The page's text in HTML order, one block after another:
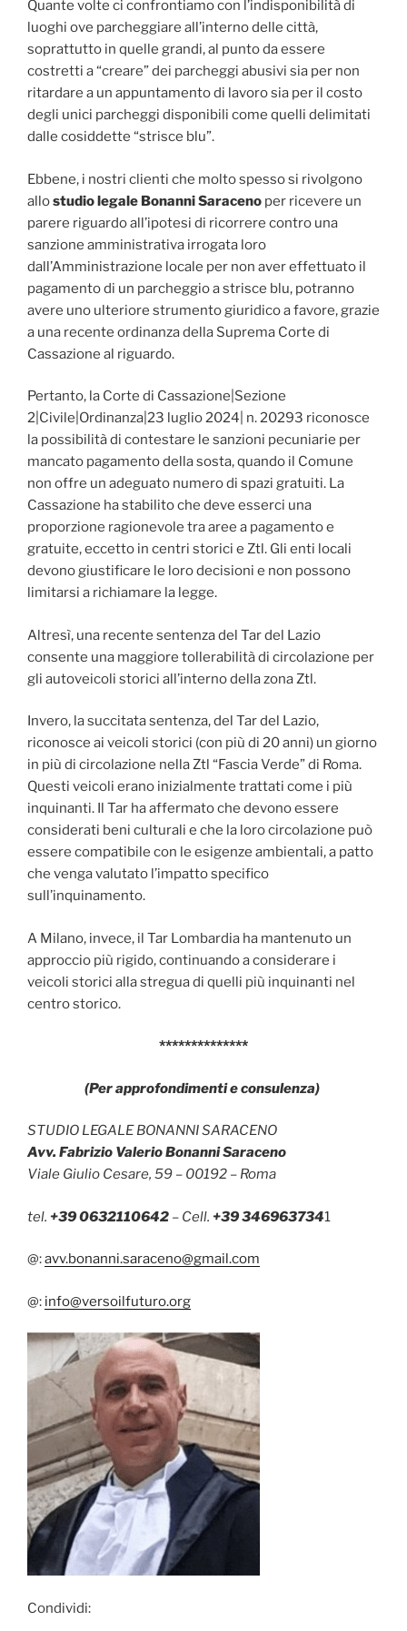
Quante volte ci confrontiamo con l’indisponibilità di
luoghi ove parcheggiare all’interno delle città,
soprattutto in quelle grandi, al punto da essere
costretti a “creare” dei parcheggi abusivi sia per non
ritardare a un appuntamento di lavoro sia per il costo
degli unici parcheggi disponibili come quelli delimitati
dalle cosiddette “strisce blu”.
Ebbene, i nostri clienti che molto spesso si rivolgono
allostudio legale Bonanni Saraceno per ricevere un
parere riguardo all’ipotesi di ricorrere contro una
sanzione amministrativa irrogata loro
dall’Amministrazione locale per non aver effettuato il
pagamento di un parcheggio a strisce blu, potranno
avere uno ulteriore strumento giuridico a favore, grazie
a una recente ordinanza della Suprema Corte di
Cassazione al riguardo.
Pertanto, la Corte di Cassazione|Sezione
2|Civile|Ordinanza|23 luglio 2024| n. 20293 riconosce
la possibilità di contestare le sanzioni pecuniarie per
mancato pagamento della sosta, quando il Comune
non offre un adeguato numero di spazi gratuiti. La
Cassazione ha stabilito che deve esserci una
proporzione ragionevole tra aree a pagamento e
gratuite, eccetto in centri storici e Ztl. Gli enti locali
devono giustificare le loro decisioni e non possono
limitarsi a richiamare la legge.
Altresì, una recente sentenza del Tar del Lazio
consente una maggiore tollerabilità di circolazione per
gli autoveicoli storici all’interno della zona Ztl.
Invero, la succitata sentenza, del Tar del Lazio,
riconosce ai veicoli storici (con più di 20 anni) un giorno
in più di circolazione nella Ztl “Fascia Verde” di Roma.
Questi veicoli erano inizialmente trattati come i più
inquinanti. Il Tar ha affermato che devono essere
considerati beni culturali e che la loro circolazione può
essere compatibile con le esigenze ambientali, a patto
che venga valutato l’impatto specifico
sull’inquinamento.
A Milano, invece, il Tar Lombardia ha mantenuto un
approccio più rigido, continuando a considerare i
veicoli storici alla stregua di quelli più inquinanti nel
centro storico.
**************
(Per approfondimenti e consulenza)
STUDIO LEGALE BONANNI SARACENO
Avv. Fabrizio Valerio Bonanni Saraceno
Viale Giulio Cesare, 59 – 00192 – Roma
tel. +39 0632110642 – Cell. +39 3469637341
@:avv.bonanni.saraceno@gmail.com
@: info@versoilfuturo.org
Condividi: